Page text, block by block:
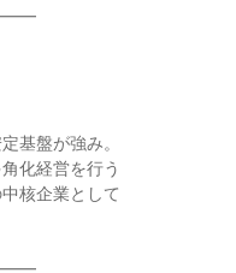
基盤が強み。
化経営を行う
核企業として